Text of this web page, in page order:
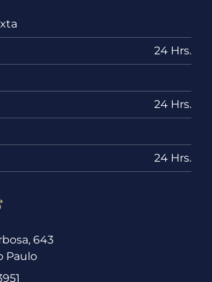
24 Hrs.
24 Hrs.
24 Hrs.
643
Paulo